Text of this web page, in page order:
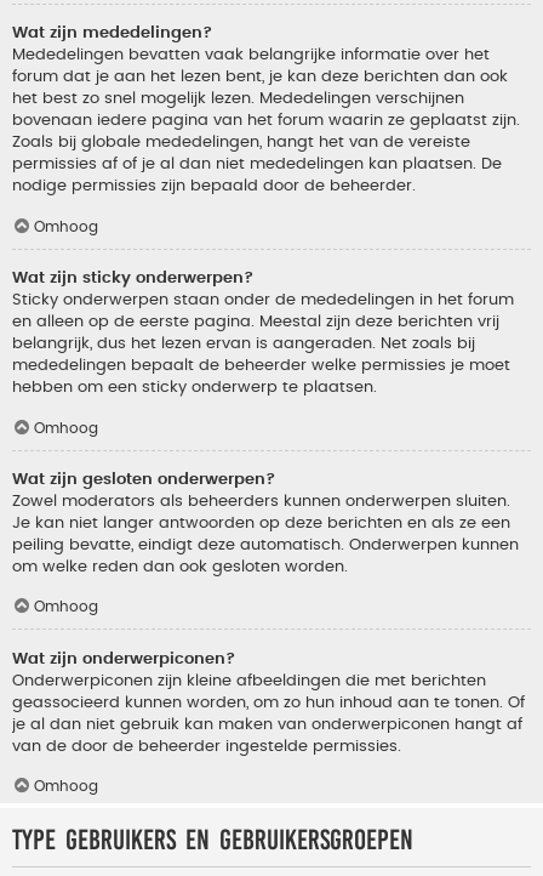
Wat zijn mededelingen?
Mededelingen bevatten vaak belangrijke informatie over het
forum dat je aan het lezen bent, je kan deze berichten dan ook
het best zo snel mogelijk lezen. Mededelingen verschijnen
bovenaan iedere pagina van het forum waarin ze geplaatst zijn.
Zoals bij globale mededelingen, hangt het van de vereiste
permissies af of je al dan niet mededelingen kan plaatsen. De
nodige permissies zijn bepaald door de beheerder.
Omhoog
Wat zijn sticky onderwerpen?
Sticky onderwerpen staan onder de mededelingen in het forum
en alleen op de eerste pagina. Meestal zijn deze berichten vrij
belangrijk, dus het lezen ervan is aangeraden. Net zoals bij
mededelingen bepaalt de beheerder welke permissies je moet
hebben om een sticky onderwerp te plaatsen.
Omhoog
Wat zijn gesloten onderwerpen?
Zowel moderators als beheerders kunnen onderwerpen sluiten.
Je kan niet langer antwoorden op deze berichten en als ze een
peiling bevatte, eindigt deze automatisch. Onderwerpen kunnen
om welke reden dan ook gesloten worden.
Omhoog
Wat zijn onderwerpiconen?
Onderwerpiconen zijn kleine afbeeldingen die met berichten
geassocieerd kunnen worden, om zo hun inhoud aan te tonen. Of
je al dan niet gebruik kan maken van onderwerpiconen hangt af
van de door de beheerder ingestelde permissies.
Omhoog
Type gebruikers en gebruikersgroepen